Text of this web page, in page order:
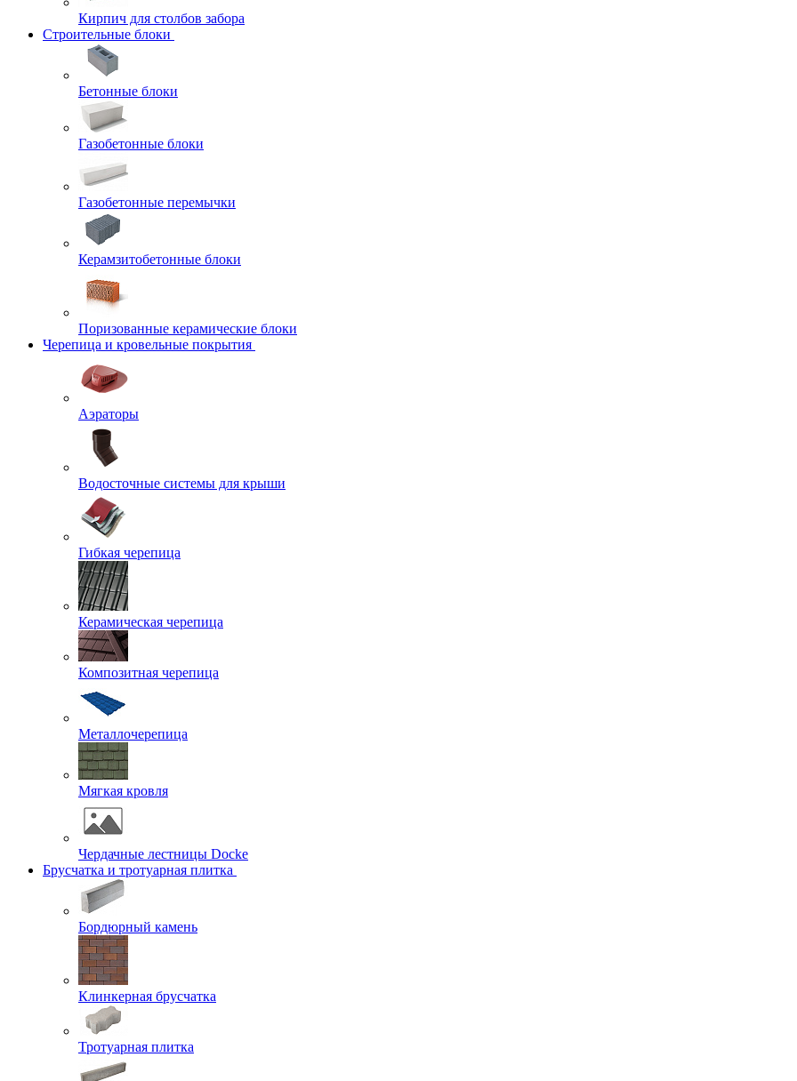
Кирпич для столбов забора
Строительные блоки
Бетонные блоки
Газобетонные блоки
Газобетонные перемычки
Керамзитобетонные блоки
Поризованные керамические блоки
Черепица и кровельные покрытия
Аэраторы
Водосточные системы для крыши
Гибкая черепица
Керамическая черепица
Композитная черепица
Металлочерепица
Мягкая кровля
Чердачные лестницы Docke
Брусчатка и тротуарная плитка
Бордюрный камень
Клинкерная брусчатка
Тротуарная плитка